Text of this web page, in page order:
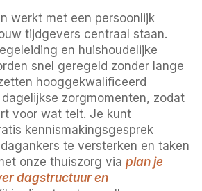
werkt met een persoonlijk
tijdgevers centraal staan.
en huishoudelijke
snel geregeld zonder lange
hooggekwalificeerd
zorgmomenten, zodat
voor wat telt. Je kunt
kennismakingsgesprek
te versterken en taken
onze thuiszorg viaplan je
dagstructuur en